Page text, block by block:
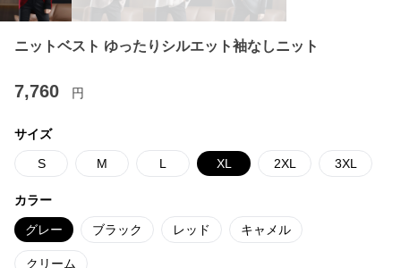
ニットベスト ゆったりシルエット袖なしニット
7,760 円
サイズ
S M L XL 2XL 3XL
カラー
グレー ブラック レッド キャメル
クリーム